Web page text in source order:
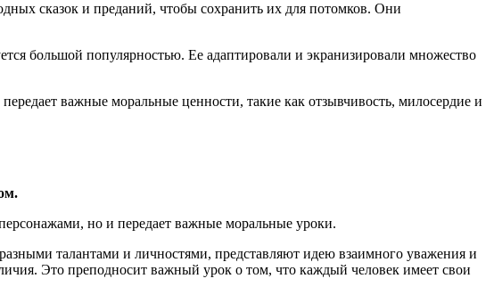
сказок и преданий, чтобы сохранить их для потомков. Они
большой популярностью. Ее адаптировали и экранизировали множество
важные моральные ценности, такие как отзывчивость, милосердие и
но и передает важные моральные уроки.
талантами и личностями, представляют идею взаимного уважения и
Это преподносит важный урок о том, что каждый человек имеет свои